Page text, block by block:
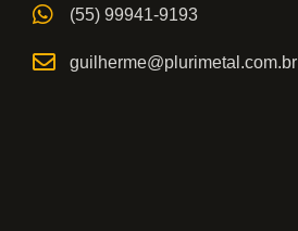
(55) 99941-9193
guilherme@plurimetal.com.br